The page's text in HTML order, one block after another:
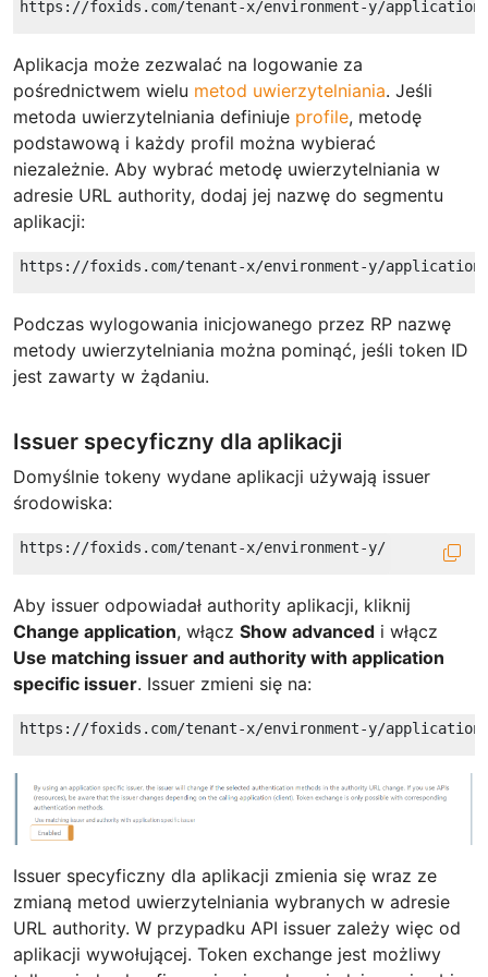
Aplikacja może zezwalać na logowanie za
pośrednictwem wielu metod uwierzytelniania. Jeśli
metoda uwierzytelniania definiuje profile, metodę
podstawową i każdy profil można wybierać
niezależnie. Aby wybrać metodę uwierzytelniania w
adresie URL authority, dodaj jej nazwę do segmentu
aplikacji:
Podczas wylogowania inicjowanego przez RP nazwę
metody uwierzytelniania można pominąć, jeśli token ID
jest zawarty w żądaniu.
Issuer specyficzny dla aplikacji
Domyślnie tokeny wydane aplikacji używają issuer
środowiska:
https://foxids.com/tenant-x/environment-y/
Aby issuer odpowiadał authority aplikacji, kliknij
Change application, włącz Show advanced i włącz
Use matching issuer and authority with application
specific issuer. Issuer zmieni się na:
Issuer specyficzny dla aplikacji zmienia się wraz ze
zmianą metod uwierzytelniania wybranych w adresie
URL authority. W przypadku API issuer zależy więc od
aplikacji wywołującej. Token exchange jest możliwy